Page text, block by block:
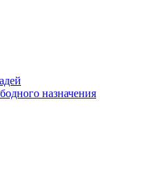
назначения